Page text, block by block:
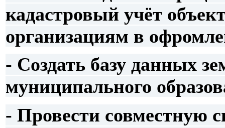
кадастровый учёт
организациям в
- Создать базу данных
муниципального
- Провести совместную